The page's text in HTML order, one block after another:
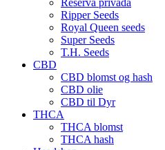
Ripper Seeds
Royal Queen seeds
Super Seeds
T.H. Seeds
CBD
CBD blomst og hash
CBD olie
CBD til Dyr
THCA
THCA blomst
THCA hash